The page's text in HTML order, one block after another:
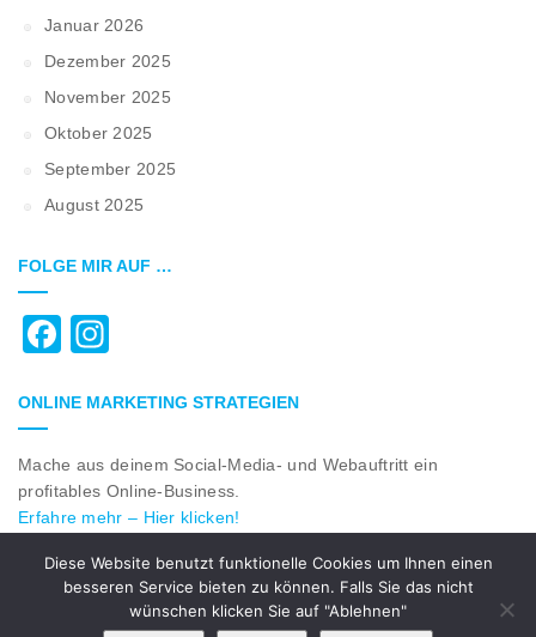
Januar 2026
Dezember 2025
November 2025
Oktober 2025
September 2025
August 2025
FOLGE MIR AUF …
Facebook
ONLINE MARKETING STRATEGIEN
Mache aus deinem Social-Media- und Webauftritt ein
profitables Online-Business.
Erfahre mehr – Hier klicken!
© 2018 All Rights Reserved by rk-webcenter.com
Impressum
Diese Website benutzt funktionelle Cookies um Ihnen einen
besseren Service bieten zu können. Falls Sie das nicht
wünschen klicken Sie auf "Ablehnen"